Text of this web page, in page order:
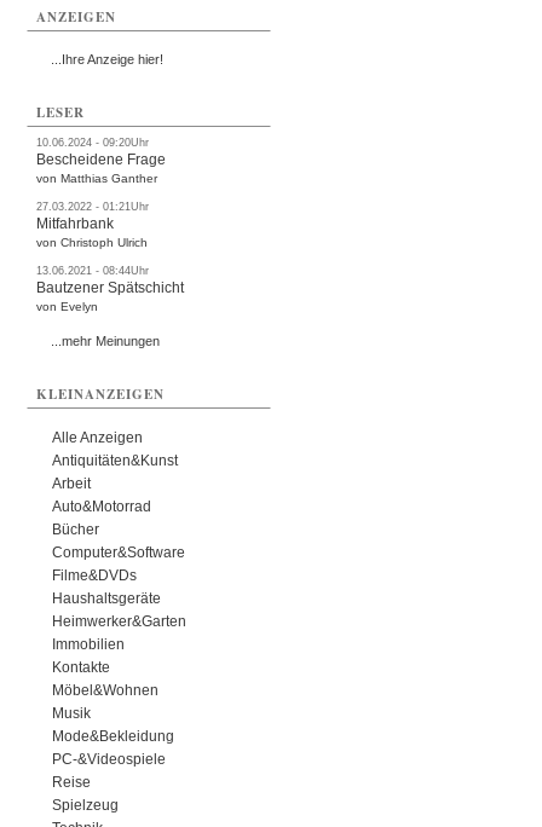
ANZEIGEN
...Ihre Anzeige hier!
LESER
10.06.2024 - 09:20Uhr
Bescheidene Frage
von Matthias Ganther
27.03.2022 - 01:21Uhr
Mitfahrbank
von Christoph Ulrich
13.06.2021 - 08:44Uhr
Bautzener Spätschicht
von Evelyn
...mehr Meinungen
KLEINANZEIGEN
Alle Anzeigen
Antiquitäten&Kunst
Arbeit
Auto&Motorrad
Bücher
Computer&Software
Filme&DVDs
Haushaltsgeräte
Heimwerker&Garten
Immobilien
Kontakte
Möbel&Wohnen
Musik
Mode&Bekleidung
PC-&Videospiele
Reise
Spielzeug